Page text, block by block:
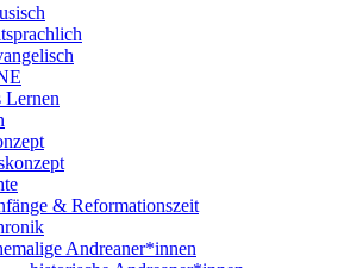
Lernen
& Reformationszeit
Andreaner*innen